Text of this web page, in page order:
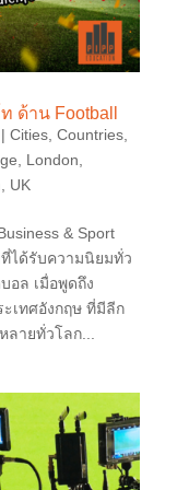
ด้าน Football
| Cities, Countries,
London
UK
& Sport
ด้รับความนิยมทั่ว
อล เมื่อพูดถึง
เทศอังกฤษ ที่มีลีก
ายทั่วโลก...